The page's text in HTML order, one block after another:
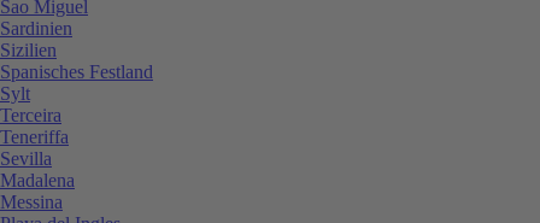
Sao Miguel
Sardinien
Sizilien
Spanisches Festland
Sylt
Terceira
Teneriffa
Sevilla
Madalena
Messina